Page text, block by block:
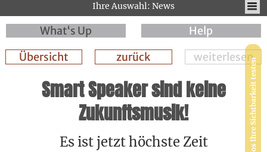
Ihre Auswahl: News
What‘s Up
Help
Übersicht
zurück weiterlesen
Smart Speaker sind keine
Zukunftsmusik!
Es ist jetzt höchste Zeit